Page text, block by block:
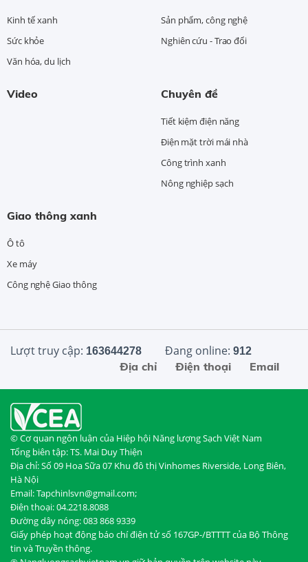
Kinh tế xanh
Sức khỏe
Văn hóa, du lịch
Sản phẩm, công nghệ
Nghiên cứu - Trao đổi
Video Chuyên đề
Tiết kiệm điện năng
Điện mặt trời mái nhà
Công trình xanh
Nông nghiệp sạch
Giao thông xanh
Ô tô
Xe máy
Công nghệ Giao thông
Lượt truy cập: 163644278 Đang online: 912
Email
Điện thoại
Địa chỉ
© Cơ quan ngôn luận của Hiệp hội Năng lượng Sạch Việt Nam
Tổng biên tập: TS. Mai Duy Thiện
Địa chỉ: Số 09 Hoa Sữa 07 Khu đô thị Vinhomes Riverside, Long Biên,
Hà Nội
Email: Tapchinlsvn@gmail.com;
Điện thoại: 04.2218.8088
Đường dây nóng: 083 868 9339
Giấy phép hoạt động báo chí điện tử số 167GP-/BTTTT của Bộ Thông
tin và Truyền thông.